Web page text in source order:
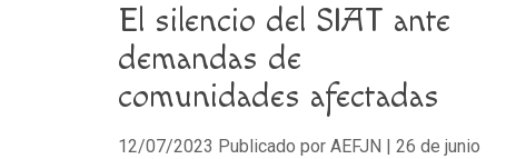
El silencio del SIAT ante
demandas de
comunidades afectadas
12/07/2023 Publicado por AEFJN | 26 de junio